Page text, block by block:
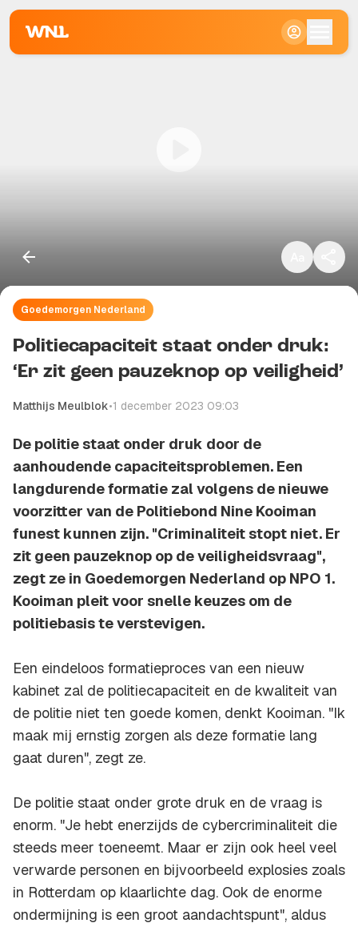
Goedemorgen Nederland
Politiecapaciteit staat onder druk:
‘Er zit geen pauzeknop op veiligheid’
Matthijs Meulblok•1 december 2023 09:03
De politie staat onder druk door de
aanhoudende capaciteitsproblemen. Een
langdurende formatie zal volgens de nieuwe
voorzitter van de Politiebond Nine Kooiman
funest kunnen zijn. "Criminaliteit stopt niet. Er
zit geen pauzeknop op de veiligheidsvraag",
zegt ze in Goedemorgen Nederland op NPO 1.
Kooiman pleit voor snelle keuzes om de
politiebasis te verstevigen.
Een eindeloos formatieproces van een nieuw
kabinet zal de politiecapaciteit en de kwaliteit van
de politie niet ten goede komen, denkt Kooiman. "Ik
maak mij ernstig zorgen als deze formatie lang
gaat duren", zegt ze.
De politie staat onder grote druk en de vraag is
enorm. "Je hebt enerzijds de cybercriminaliteit die
steeds meer toeneemt. Maar er zijn ook heel veel
verwarde personen en bijvoorbeeld explosies zoals
in Rotterdam op klaarlichte dag. Ook de enorme
ondermijning is een groot aandachtspunt", aldus